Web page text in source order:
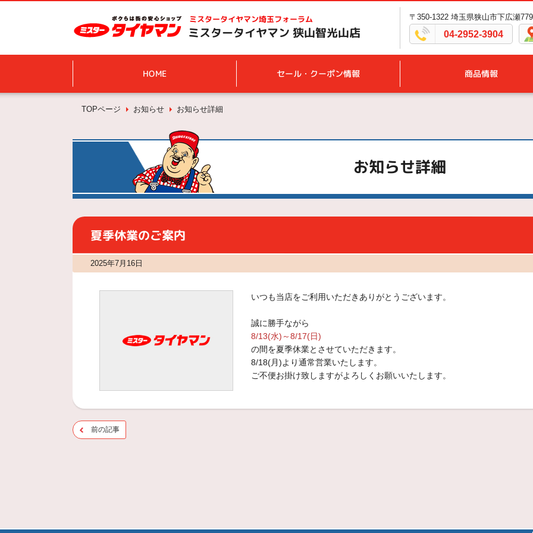
ミスタータイヤマン埼玉フォーラム
ミスタータイヤマン 狭山智光山店
〒350-1322 埼玉県狭山市下広瀬
04-2952-3904
HOME セール・クーポン情報 商品情報
TOPページ お知らせ お知らせ詳細
お知らせ詳細
夏季休業のご案内
2025年7月16日
いつも当店をご利用いただきありがとうございます。
誠に勝手ながら
8/13(水)～8/17(日)
の間を夏季休業とさせていただきます。
8/18(月)より通常営業いたします。
ご不便お掛け致しますがよろしくお願いいたします。
前の記事